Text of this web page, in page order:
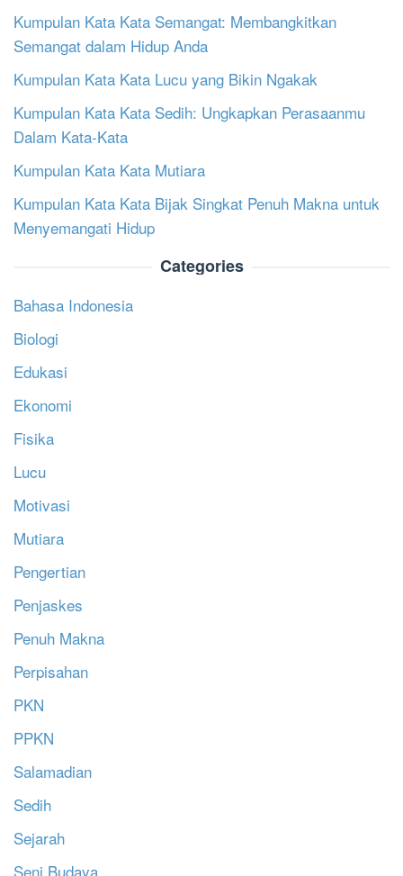
Kumpulan Kata Kata Semangat: Membangkitkan
Semangat dalam Hidup Anda
Kumpulan Kata Kata Lucu yang Bikin Ngakak
Kumpulan Kata Kata Sedih: Ungkapkan Perasaanmu
Dalam Kata-Kata
Kumpulan Kata Kata Mutiara
Kumpulan Kata Kata Bijak Singkat Penuh Makna untuk
Menyemangati Hidup
Categories
Bahasa Indonesia
Biologi
Edukasi
Ekonomi
Fisika
Lucu
Motivasi
Mutiara
Pengertian
Penjaskes
Penuh Makna
Perpisahan
PKN
PPKN
Salamadian
Sedih
Sejarah
Seni Budaya